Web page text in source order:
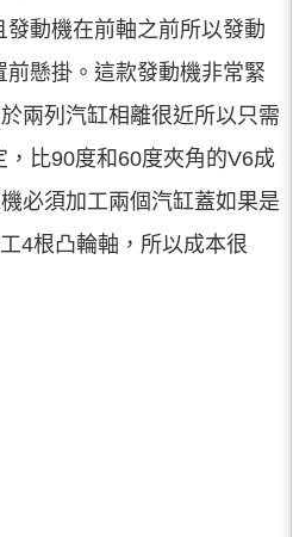
動機在前軸之前所以發動
懸掛。這款發動機非常緊
兩列汽缸相離很近所以只需
比90度和60度夾角的V6成
必須加工兩個汽缸蓋如果是
4根凸輪軸，所以成本很